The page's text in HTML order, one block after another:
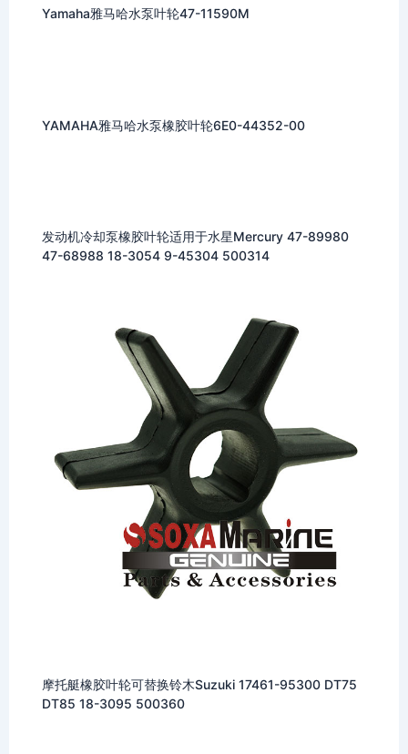
Yamaha雅马哈水泵叶轮47-11590M
YAMAHA雅马哈水泵橡胶叶轮6E0-44352-00
发动机冷却泵橡胶叶轮适用于水星Mercury 47-89980
47-68988 18-3054 9-45304 500314
摩托艇橡胶叶轮可替换铃木Suzuki 17461-95300 DT75
DT85 18-3095 500360